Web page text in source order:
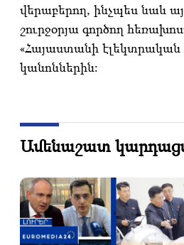
վերաբերող, ինչպես նաև
շուրջօրյա գործող
«Հայաստանի էլեկտրական
կանոններին:
Ամենաշատ